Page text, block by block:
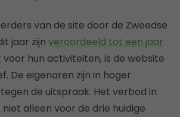
van de site door de Zweedse
jaar zijn veroordeeld tot een jaar
voor hun activiteiten, is de website
De eigenaren zijn in hoger
de uitspraak. Het verbod in
alleen voor de drie huidige